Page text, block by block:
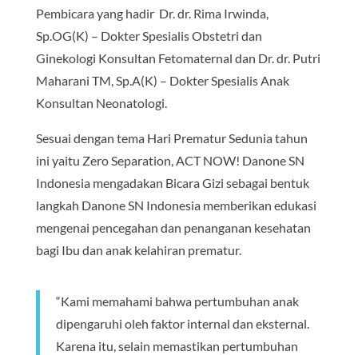
Pembicara yang hadir Dr. dr. Rima Irwinda,
Sp.OG(K) – Dokter Spesialis Obstetri dan
Ginekologi Konsultan Fetomaternal dan Dr. dr. Putri
Maharani TM, Sp.A(K) – Dokter Spesialis Anak
Konsultan Neonatologi.
Sesuai dengan tema Hari Prematur Sedunia tahun
ini yaitu Zero Separation, ACT NOW! Danone SN
Indonesia mengadakan Bicara Gizi sebagai bentuk
langkah Danone SN Indonesia memberikan edukasi
mengenai pencegahan dan penanganan kesehatan
bagi Ibu dan anak kelahiran prematur.
“Kami memahami bahwa pertumbuhan anak
dipengaruhi oleh faktor internal dan eksternal.
Karena itu, selain memastikan pertumbuhan